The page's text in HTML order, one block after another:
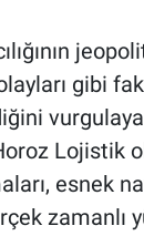
gibi
Lojistik
esnek
zamanlı